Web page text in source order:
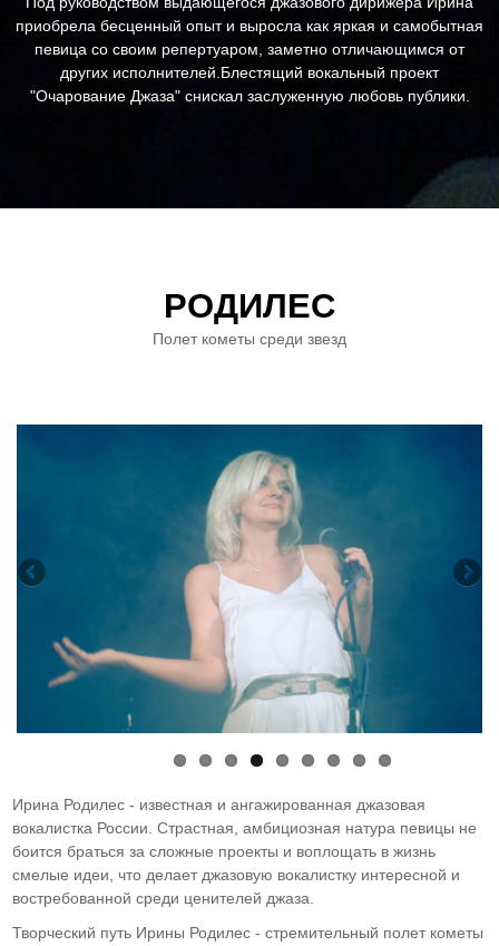
приобрела бесценный опыт и выросла как яркая и самобытная
певица со своим репертуаром, заметно отличающимся от
других исполнителей.Блестящий вокальный проект
"Очарование Джаза" снискал заслуженную любовь публики.
РОДИЛЕС
Полет кометы среди звезд
Ирина Родилес - известная и ангажированная джазовая
вокалистка России. Страстная, амбициозная натура певицы не
боится браться за сложные проекты и воплощать в жизнь
смелые идеи, что делает джазовую вокалистку интересной и
востребованной среди ценителей джаза.
Творческий путь Ирины Родилес - стремительный полет кометы